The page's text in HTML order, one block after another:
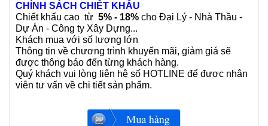
CHÍNH SÁCH CHIẾT KHẤU
Chiết khấu cao từ 5% - 18% cho Đại Lý - Nhà Thầu -
Dự Án - Công ty Xây Dựng...
Khách mua với số lượng lớn
Thông tin về chương trình khuyến mãi, giảm giá sẽ
được thông báo đến từng khách hàng.
Quý khách vui lòng liên hệ số HOTLINE để được nhân
viên tư vấn về chi tiết sản phẩm.